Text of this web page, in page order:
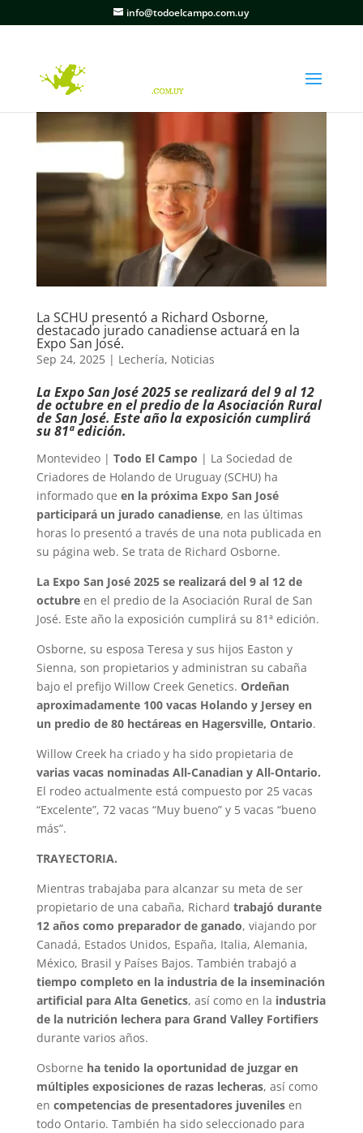
info@todoelcampo.com.uy
La SCHU presentó a Richard Osborne,
destacado jurado canadiense actuará en la
Expo San José.
Sep 24, 2025| Lechería, Noticias
La Expo San José 2025 se realizará del 9 al 12
de octubre en el predio de la Asociación Rural
de San José. Este año la exposición cumplirá
su 81ª edición.
Montevideo | Todo El Campo | La Sociedad de
Criadores de Holando de Uruguay (SCHU) ha
informado que en la próxima Expo San José
participará un jurado canadiense, en las últimas
horas lo presentó a través de una nota publicada en
su página web. Se trata de Richard Osborne.
La Expo San José 2025 se realizará del 9 al 12 de
octubreen el predio de la Asociación Rural de San
José. Este año la exposición cumplirá su 81ª edición.
Osborne, su esposa Teresa y sus hijos Easton y
Sienna, son propietarios y administran su cabaña
bajo el prefijo Willow Creek Genetics. Ordeñan
aproximadamente 100 vacas Holando y Jersey en
un predio de 80 hectáreas en Hagersville, Ontario.
Willow Creek ha criado y ha sido propietaria de
varias vacas nominadas All-Canadian y All-Ontario.
El rodeo actualmente está compuesto por 25 vacas
“Excelente”, 72 vacas “Muy bueno” y 5 vacas “bueno
más”.
TRAYECTORIA.
Mientras trabajaba para alcanzar su meta de ser
propietario de una cabaña, Richard trabajó durante
12 años como preparador de ganado, viajando por
Canadá, Estados Unidos, España, Italia, Alemania,
México, Brasil y Países Bajos. También trabajó a
tiempo completo en la industria de la inseminación
artificial para Alta Genetics, así como en la industria
de la nutrición lechera para Grand Valley Fortifiers
durante varios años.
Osborne ha tenido la oportunidad de juzgar en
múltiples exposiciones de razas lecheras, así como
en competencias de presentadores juvenilesen
todo Ontario. También ha sido seleccionado para